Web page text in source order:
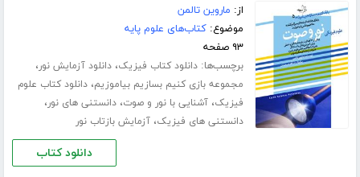
از: ماروین تالمن
موضوع:کتاب‌های علوم پایه
۹۳ صفحه
برچسب‌ها:دانلود کتاب فیزیک،دانلود آزمایش نور،
مجموعه بازی کنیم بسازیم بیاموزیم،دانلود کتاب علوم
فیزیک،آشنایی با نور و صوت،دانستنی های نور،
دانستنی های فیزیک،آزمایش بازتاب نور
دانلود کتاب